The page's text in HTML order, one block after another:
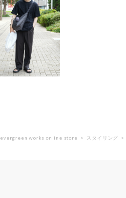
evergreen works online store スタイリング